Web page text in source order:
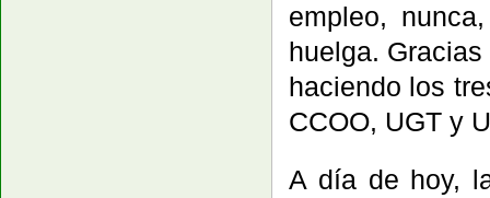
empleo,
huelga.
haciendo los
CCOO, UGT y
A día de hoy,